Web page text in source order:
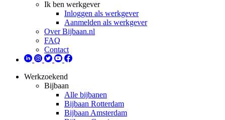
Ik ben werkgever
Inloggen als werkgever
Aanmelden als werkgever
Over Bijbaan.nl
FAQ
Contact
Werkzoekend
Bijbaan
Alle bijbanen
Bijbaan Rotterdam
Bijbaan Amsterdam